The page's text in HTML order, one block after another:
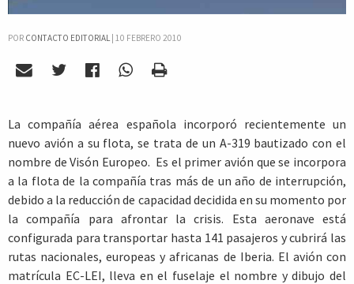
POR CONTACTO EDITORIAL | 10 FEBRERO 2010
La compañía aérea española incorporó recientemente un
nuevo avión a su flota, se trata de un A-319 bautizado con el
nombre de Visón Europeo. Es el primer avión que se incorpora
a la flota de la compañía tras más de un año de interrupción,
debido a la reducción de capacidad decidida en su momento por
la compañía para afrontar la crisis. Esta aeronave está
configurada para transportar hasta 141 pasajeros y cubrirá las
rutas nacionales, europeas y africanas de Iberia. El avión con
matrícula EC-LEI, lleva en el fuselaje el nombre y dibujo del